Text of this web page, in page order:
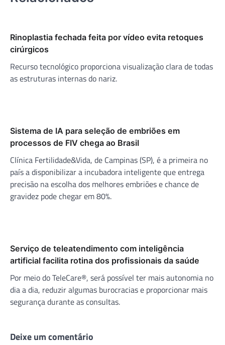
Rinoplastia fechada feita por vídeo evita retoques
cirúrgicos
Recurso tecnológico proporciona visualização clara de todas
as estruturas internas do nariz.
Sistema de IA para seleção de embriões em
processos de FIV chega ao Brasil
Clínica Fertilidade&Vida, de Campinas (SP), é a primeira no
país a disponibilizar a incubadora inteligente que entrega
precisão na escolha dos melhores embriões e chance de
gravidez pode chegar em 80%.
Serviço de teleatendimento com inteligência
artificial facilita rotina dos profissionais da saúde
Por meio do TeleCare®, será possível ter mais autonomia no
dia a dia, reduzir algumas burocracias e proporcionar mais
segurança durante as consultas.
Deixe um comentário